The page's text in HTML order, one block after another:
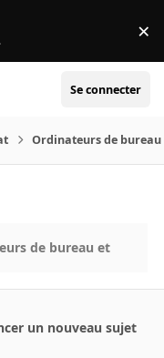
. ×
Se connecter
Ordinateurs de bureau
de bureau et
un nouveau sujet